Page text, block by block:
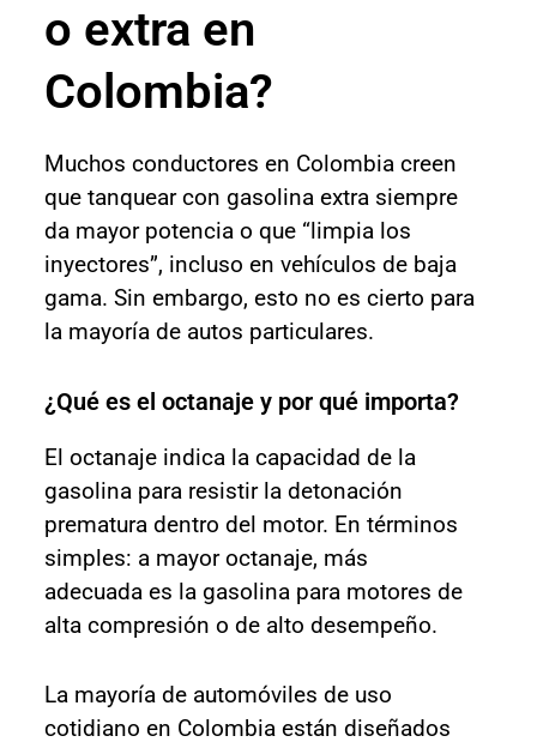
o extra en
Colombia?
Muchos conductores en Colombia creen
que tanquear con gasolina extra siempre
da mayor potencia o que “limpia los
inyectores”, incluso en vehículos de baja
gama. Sin embargo, esto no es cierto para
la mayoría de autos particulares.
¿Qué es el octanaje y por qué importa?
El octanaje indica la capacidad de la
gasolina para resistir la detonación
prematura dentro del motor. En términos
simples: a mayor octanaje, más
adecuada es la gasolina para motores de
alta compresión o de alto desempeño.
La mayoría de automóviles de uso
cotidiano en Colombia están diseñados